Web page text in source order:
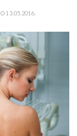
13.05.2016.